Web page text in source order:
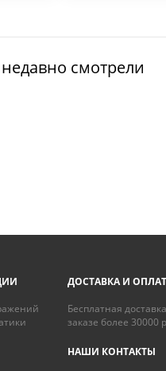
смотрели
ДОСТАВКА И
Бесплатная
заказе более 30000
НАШИ КОНТАКТЫ